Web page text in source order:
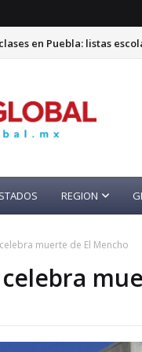
en Puebla: listas
REGION
muerte de El Mencho